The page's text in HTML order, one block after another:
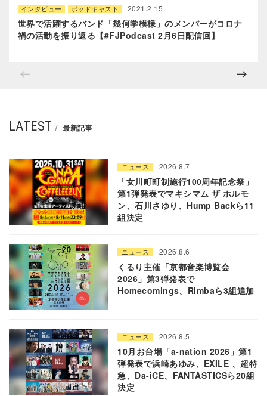
インタビュー ポッドキャスト 2021.2.15
世界で活躍するバンド「幾何学模様」のメンバーがコロナ
禍の活動を振り返‪る‬【#FJPodcast 2月6日配信回】
LATEST 最新記事
ニュース 2026.8.7
「女川町町制施行100周年記念祭」
第1弾発表でマキシマム ザ ホルモ
ン、石川さゆり、Hump Backら11
組決定
ニュース 2026.8.6
くるり主催「京都音楽博覧会
2026」第3弾発表で
Homecomings、Rimbaら3組追加
ニュース 2026.8.5
10月お台場「a-nation 2026」第1
弾発表で浜崎あゆみ、EXILE 、超特
急、Da-iCE、FANTASTICSら20組
決定